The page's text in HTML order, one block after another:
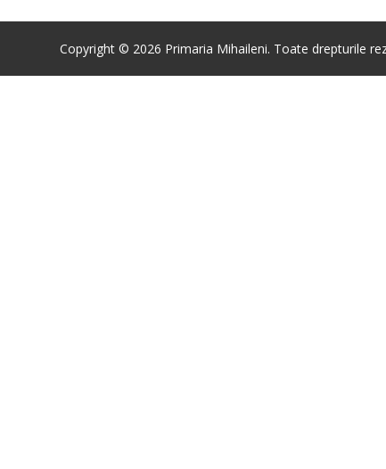
Copyright © 2026 Primaria Mihaileni. Toate drepturile